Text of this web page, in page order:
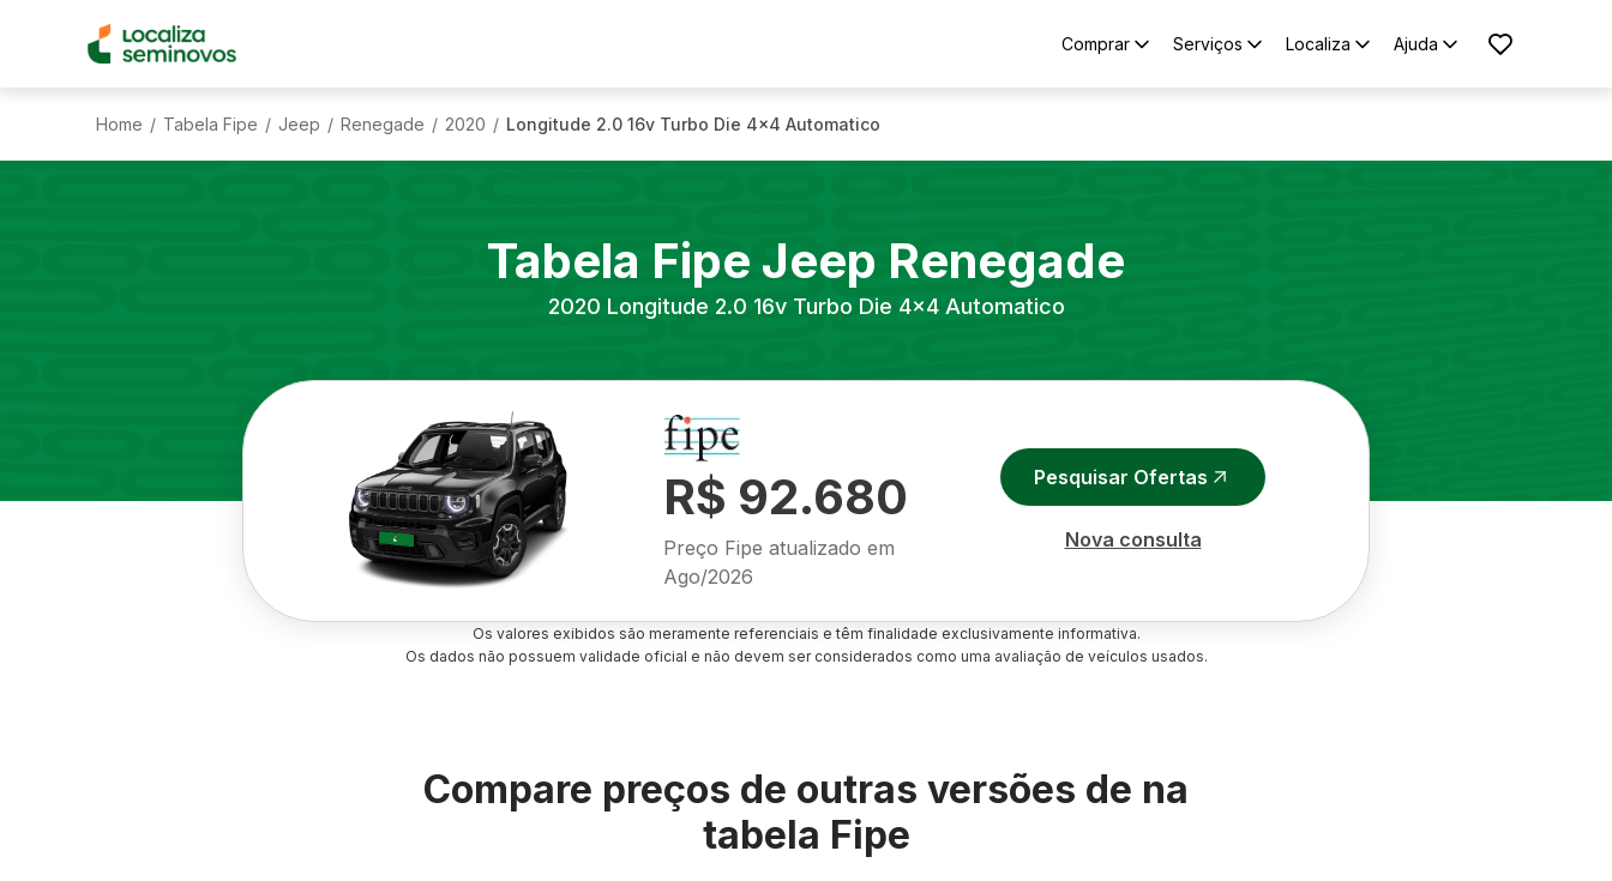
Comprar Serviços Localiza Ajuda
Home / Tabela Fipe / Jeep / Renegade / 2020 / Longitude 2.0 16v Turbo Die 4x4 Automatico
Tabela Fipe Jeep Renegade
2020 Longitude 2.0 16v Turbo Die 4x4 Automatico
R$ 92.680
Preço Fipe atualizado em
Ago/2026
Pesquisar Ofertas
Nova consulta
Os valores exibidos são meramente referenciais e têm finalidade exclusivamente informativa.
Os dados não possuem validade oficial e não devem ser considerados como uma avaliação de veículos usados.
Compare preços de outras versões de na
tabela Fipe